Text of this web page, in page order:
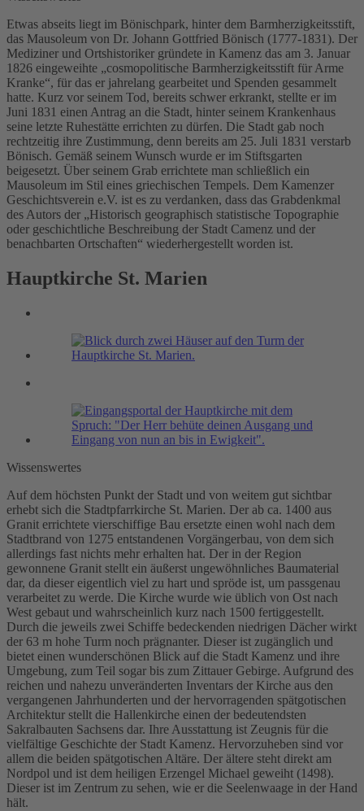
Etwas abseits liegt im Bönischpark, hinter dem Barmherzigkeitsstift,
das Mausoleum von Dr. Johann Gottfried Bönisch (1777-1831). Der
Mediziner und Ortshistoriker gründete in Kamenz das am 3. Januar
1826 eingeweihte „cosmopolitische Barmherzigkeitsstift für Arme
Kranke“, für das er jahrelang gearbeitet und Spenden gesammelt
hatte. Kurz vor seinem Tod, bereits schwer erkrankt, stellte er im
Juni 1831 einen Antrag an die Stadt, hinter seinem Krankenhaus
seine letzte Ruhestätte errichten zu dürfen. Die Stadt gab noch
rechtzeitig ihre Zustimmung, denn bereits am 25. Juli 1831 verstarb
Bönisch. Gemäß seinem Wunsch wurde er im Stiftsgarten
beigesetzt. Über seinem Grab errichtete man schließlich ein
Mausoleum im Stil eines griechischen Tempels. Dem Kamenzer
Geschichtsverein e.V. ist es zu verdanken, dass das Grabdenkmal
des Autors der „Historisch geographisch statistische Topographie
oder geschichtliche Beschreibung der Stadt Camenz und der
benachbarten Ortschaften“ wiederhergestellt worden ist.
Hauptkirche St. Marien
Wissenswertes
Auf dem höchsten Punkt der Stadt und von weitem gut sichtbar
erhebt sich die Stadtpfarrkirche St. Marien. Der ab ca. 1400 aus
Granit errichtete vierschiffige Bau ersetzte einen wohl nach dem
Stadtbrand von 1275 entstandenen Vorgängerbau, von dem sich
allerdings fast nichts mehr erhalten hat. Der in der Region
gewonnene Granit stellt ein äußerst ungewöhnliches Baumaterial
dar, da dieser eigentlich viel zu hart und spröde ist, um passgenau
verarbeitet zu werde. Die Kirche wurde wie üblich von Ost nach
West gebaut und wahrscheinlich kurz nach 1500 fertiggestellt.
Durch die jeweils zwei Schiffe bedeckenden niedrigen Dächer wirkt
der 63 m hohe Turm noch prägnanter. Dieser ist zugänglich und
bietet einen wunderschönen Blick auf die Stadt Kamenz und ihre
Umgebung, zum Teil sogar bis zum Zittauer Gebirge. Aufgrund des
reichen und nahezu unveränderten Inventars der Kirche aus den
vergangenen Jahrhunderten und der hervorragenden spätgotischen
Architektur stellt die Hallenkirche einen der bedeutendsten
Sakralbauten Sachsens dar. Ihre Ausstattung ist Zeugnis für die
vielfältige Geschichte der Stadt Kamenz. Hervorzuheben sind vor
allem die beiden spätgotischen Altäre. Der ältere steht direkt am
Nordpol und ist dem heiligen Erzengel Michael geweiht (1498).
Dieser ist im Zentrum zu sehen, wie er die Seelenwaage in der Hand
hält.